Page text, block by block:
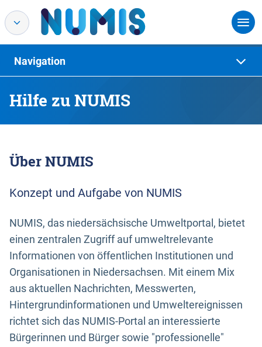
Hilfe zu NUMIS
Navigation
Über NUMIS
Konzept und Aufgabe von NUMIS
NUMIS, das niedersächsische Umweltportal, bietet
einen zentralen Zugriff auf umweltrelevante
Informationen von öffentlichen Institutionen und
Organisationen in Niedersachsen. Mit einem Mix
aus aktuellen Nachrichten, Messwerten,
Hintergrundinformationen und Umweltereignissen
richtet sich das NUMIS-Portal an interessierte
Bürgerinnen und Bürger sowie "professionelle"